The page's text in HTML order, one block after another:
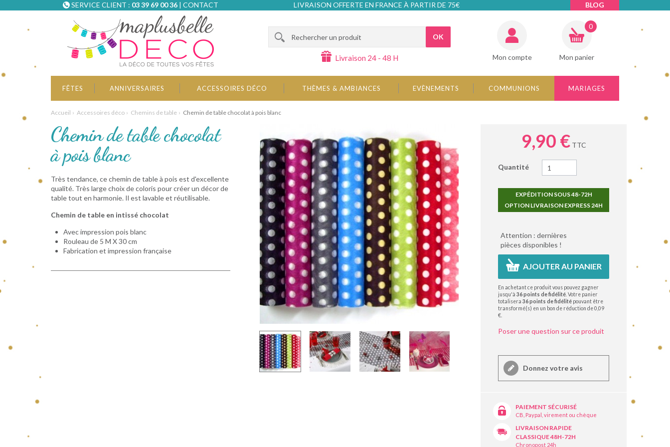
SERVICE CLIENT : 03 39 69 00 36| CONTACT LIVRAISON OFFERTE EN FRANCE À PARTIR DE 75€ BLOG
OK
Livraison 24 - 48 H Mon compte Mon panier
0
FÊTES ANNIVERSAIRES ACCESSOIRES DÉCO THÈMES & AMBIANCES EVÈNEMENTS COMMUNIONS MARIAGES
Accueil Accessoires déco Chemins de table Chemin de table chocolat à pois blanc
Chemin de table chocolat
à pois blanc
Très tendance, ce chemin de table à pois est d'excellente
qualité. Très large choix de coloris pour créer un décor de
table tout en harmonie. Il est lavable et réutilisable.
Chemin de table en intissé chocolat
Avec impression pois blanc
Rouleau de 5 M X 30 cm
Fabrication et impression française
9,90 €TTC
Quantité
EXPÉDITION SOUS 48-72H
OPTION LIVRAISON EXPRESS 24H
Attention : dernières
pièces disponibles !
AJOUTER AU PANIER
En achetant ce produit vous pouvez gagner
jusqu'à36points de fidélité . Votre panier
totalisera36points de fidélité pouvant être
transformé(s) en un bon de réduction de0,09
€
Poser une question sur ce produit
Donnez votre avis
PAIEMENT SÉCURISÉ
CB, Paypal, virement ou chèque
LIVRAISON RAPIDE
CLASSIQUE 48H-72H
Chronopost 24h